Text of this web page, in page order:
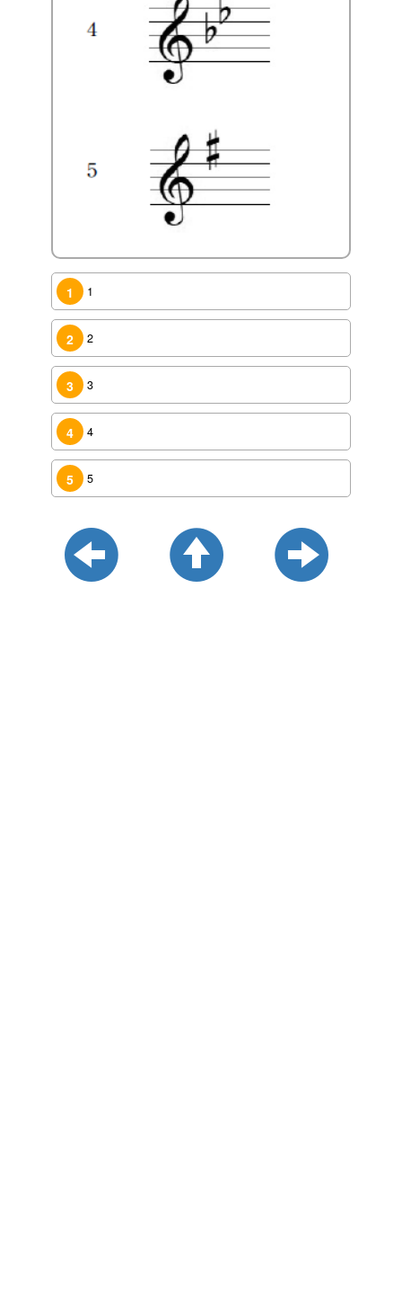
1 1
2 2
3 3
4 4
5 5